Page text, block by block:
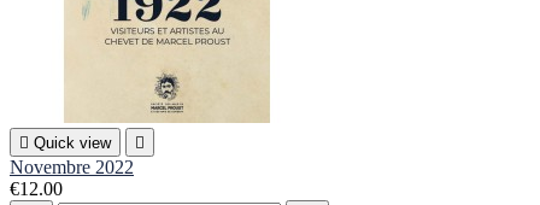
 Quick view 
Novembre 2022
€12.00